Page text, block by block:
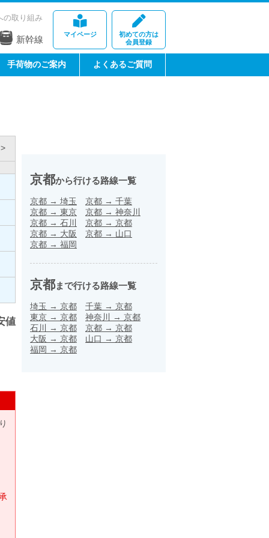
マイページ
初めての方は
会員登録
の取り組み
新幹線
手荷物のご案内 よくあるご質問
値
京都から行ける路線一覧
京都 → 埼玉 京都 → 千葉
京都 → 東京 京都 → 神奈川
京都 → 石川 京都 → 京都
京都 → 大阪 京都 → 山口
京都 → 福岡
京都まで行ける路線一覧
埼玉 → 京都 千葉 → 京都
東京 → 京都 神奈川 → 京都
石川
→ 京都 京都 → 京都
大阪 → 京都 山口 → 京都
福岡 → 京都